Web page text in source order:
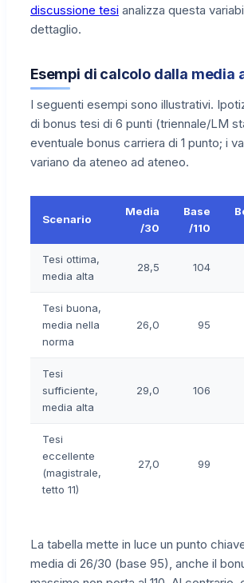
discussione tesi analizza questa
dettaglio.
Esempi di calcolo dalla media
I seguenti esempi sono illustrativi.
di bonus tesi di 6 punti (triennale/LM
eventuale bonus carriera di 1 punto; i
variano da ateneo ad ateneo.
Scenario
Media
/30
Base
/110
Tesi ottima,
media alta
28,5 104
Tesi buona,
media nella
norma
26,0 95
Tesi
sufficiente,
media alta
29,0 106
Tesi
eccellente
(magistrale,
tetto 11)
27,0 99
La tabella mette in luce un punto
media di 26/30 (base 95), anche il